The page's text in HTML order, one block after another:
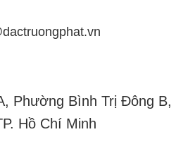
Phường Bình Trị Đông B,
Hồ Chí Minh